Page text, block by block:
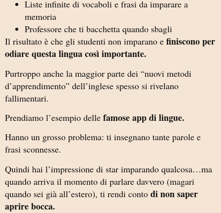
Liste infinite di vocaboli e frasi da imparare a
memoria
Professore che ti bacchetta quando sbagli
Il risultato è che gli studenti non imparano e finiscono per
odiare questa lingua così importante.
Purtroppo anche la maggior parte dei “nuovi metodi
d’apprendimento” dell’inglese spesso si rivelano
fallimentari.
Prendiamo l’esempio delle famose app di lingue.
Hanno un grosso problema: ti insegnano tante parole e
frasi sconnesse.
Quindi hai l’impressione di star imparando qualcosa…ma
quando arriva il momento di parlare davvero (magari
quando sei già all’estero), ti rendi conto di non saper
aprire bocca.